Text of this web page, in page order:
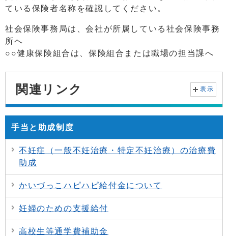
ている保険者名称を確認してください。
社会保険事務局は、会社が所属している社会保険事務
所へ
○○健康保険組合は、保険組合または職場の担当課へ
関連リンク 表示
手当と助成制度
不妊症（一般不妊治療・特定不妊治療）の治療費
助成
かいづっこハピハピ給付金について
妊婦のための支援給付
高校生等通学費補助金